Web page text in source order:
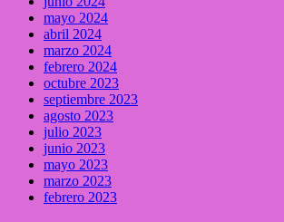
mayo 2024
abril 2024
marzo 2024
febrero 2024
octubre 2023
septiembre 2023
agosto 2023
julio 2023
junio 2023
mayo 2023
marzo 2023
febrero 2023